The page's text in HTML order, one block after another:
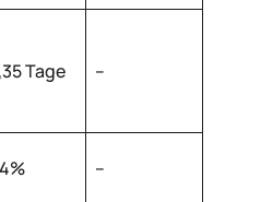
Tage –
–